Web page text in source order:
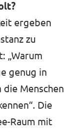
ergeben
zu
„Warum
genug in
Menschen
Die
Raum mit